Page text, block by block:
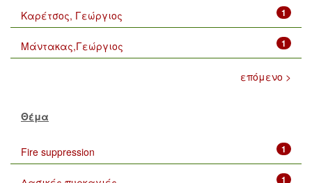
1
Καρέτσος, Γεώργιος
1
Μάντακας,Γεώργιος
επόμενο >
Θέμα
1
Fire suppression
1